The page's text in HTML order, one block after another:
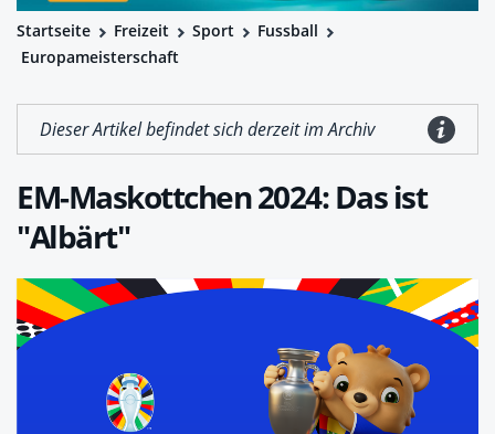
Startseite Freizeit Sport
Fussball
Europameisterschaft
Dieser Artikel befindet sich derzeit im Archiv
EM-Maskottchen 2024: Das ist
"Albärt"